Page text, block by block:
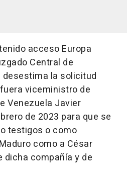
acceso Europa
Central de
la solicitud
viceministro de
Venezuela Javier
de 2023 para que se
testigos o como
como a César
dicha compañía y de